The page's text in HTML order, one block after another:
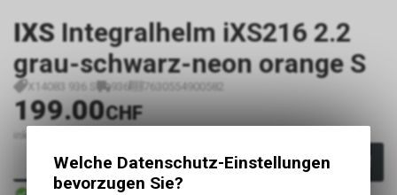
IXS Integralhelm iXS216 2.2
grau-schwarz-neon orange S
X14083 936 S 936 7630554900582
199.00CHF
inkl. MwSt., zzgl.
In den Warenkorb
Sofort verfügbar
Welche Datenschutz-Einstellungen
bevorzugen Sie?